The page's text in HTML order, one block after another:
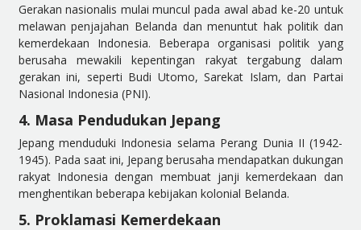
Gerakan nasionalis mulai muncul pada awal abad ke-20 untuk
melawan penjajahan Belanda dan menuntut hak politik dan
kemerdekaan Indonesia. Beberapa organisasi politik yang
berusaha mewakili kepentingan rakyat tergabung dalam
gerakan ini, seperti Budi Utomo, Sarekat Islam, dan Partai
Nasional Indonesia (PNI).
4. Masa Pendudukan Jepang
Jepang menduduki Indonesia selama Perang Dunia II (1942-
1945). Pada saat ini, Jepang berusaha mendapatkan dukungan
rakyat Indonesia dengan membuat janji kemerdekaan dan
menghentikan beberapa kebijakan kolonial Belanda.
5. Proklamasi Kemerdekaan